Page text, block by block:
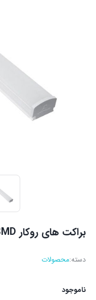
براکت های روکار SMD سنسوردار بارادنور20وات
دسته:محصولات
ناموجود